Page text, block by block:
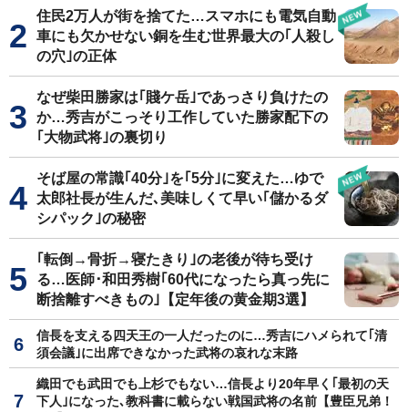
住民2万人が街を捨てた…スマホにも電気自動
車にも欠かせない銅を生む世界最大の｢人殺し
の穴｣の正体
なぜ柴田勝家は｢賤ケ岳｣であっさり負けたの
か…秀吉がこっそり工作していた勝家配下の
｢大物武将｣の裏切り
そば屋の常識｢40分｣を｢5分｣に変えた…ゆで
太郎社長が生んだ､美味しくて早い｢儲かるダ
シパック｣の秘密
｢転倒→骨折→寝たきり｣の老後が待ち受け
る…医師･和田秀樹｢60代になったら真っ先に
断捨離すべきもの｣【定年後の黄金期3選】
信長を支える四天王の一人だったのに…秀吉にハメられて｢清
須会議｣に出席できなかった武将の哀れな末路
織田でも武田でも上杉でもない…信長より20年早く｢最初の天
下人｣になった､教科書に載らない戦国武将の名前【豊臣兄弟！